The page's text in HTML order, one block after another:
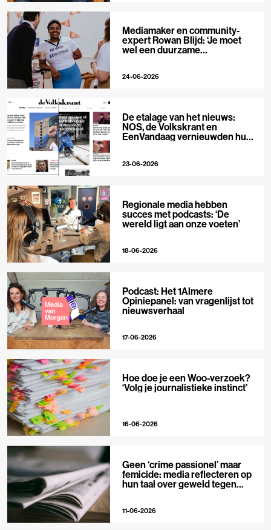
Mediamaker en community-
expert Rowan Blijd: ‘Je moet
wel een duurzame
24-06-2026
De etalage van het nieuws:
NOS, de Volkskrant en
EenVandaag vernieuwden hun
23-06-2026
Regionale media hebben
succes met podcasts: ‘De
wereld ligt aan onze voeten’
18-06-2026
Podcast: Het 1Almere
Opiniepanel: van vragenlijst tot
nieuwsverhaal
17-06-2026
Hoe doe je een Woo-verzoek?
‘Volg je journalistieke instinct’
16-06-2026
Geen ‘crime passionel’ maar
femicide: media reflecteren op
hun taal over geweld tegen
11-06-2026